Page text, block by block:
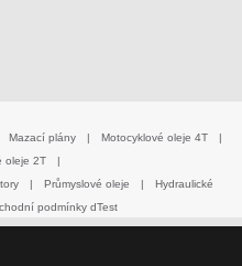
Mazací plány | Motocyklové oleje 4T
|
oleje 2T
|
| Průmyslové oleje |
Hydraulické
podmínky dTest